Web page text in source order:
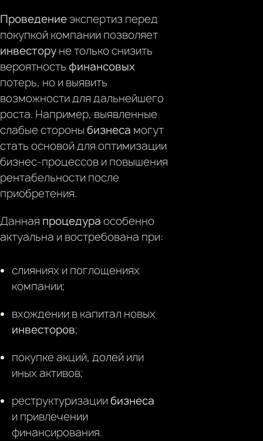
Проведение экспертиз перед
покупкой компании позволяет
инвестору не только снизить
вероятность финансовых
потерь, но и выявить
возможности для дальнейшего
роста. Например, выявленные
слабые стороны бизнеса могут
стать основой для оптимизации
бизнес-процессов и повышения
рентабельности после
приобретения.
Данная процедура особенно
актуальна и востребована при:
слияниях и поглощениях
компании;
вхождении в капитал новых
инвесторов;
покупке акций, долей или
иных активов;
реструктуризациибизнеса
и привлечении
финансирования.